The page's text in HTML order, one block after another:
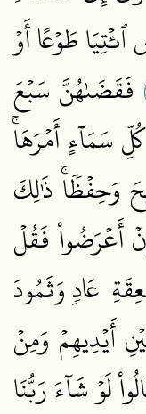
طَوۡعًا أَوۡ
فَقَضَىٰهُنَّ سَبۡعَ
سَمَآءٍ أَمۡرَهَاۚ
وَحِفۡظٗاۚ ذَٰلِكَ
أَعۡرَضُواْ فَقُلۡ
عَادٖ وَثَمُودَ
أَيۡدِيهِمۡ وَمِنۡ
لَوۡ شَآءَ رَبُّنَا